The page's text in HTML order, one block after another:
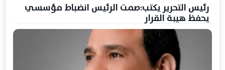
رئيس التحرير يكتب:صمت الرئيس انضباط مؤسسي
يحفظ هيبة القرار